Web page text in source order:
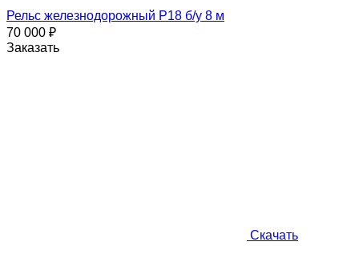
Рельс железнодорожный Р18 б/у 8 м
70 000 ₽
Заказать
Скачать